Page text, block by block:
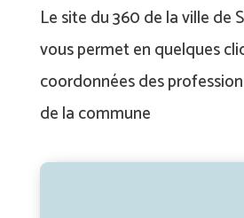
Le site du 360 de la ville de
vous permet en quelques
coordonnées des
de la commune